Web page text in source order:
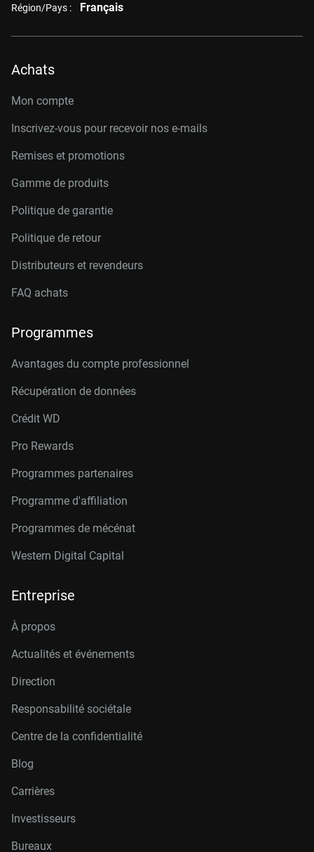
Région/Pays : Français
Achats
Mon compte
Inscrivez-vous pour recevoir nos e-mails
Remises et promotions
Gamme de produits
Politique de garantie
Politique de retour
Distributeurs et revendeurs
FAQ achats
Programmes
Avantages du compte professionnel
Récupération de données
Crédit WD
Pro Rewards
Programmes partenaires
Programme d'affiliation
Programmes de mécénat
Western Digital Capital
Entreprise
À propos
Actualités et événements
Direction
Responsabilité sociétale
Centre de la confidentialité
Blog
Carrières
Investisseurs
Bureaux